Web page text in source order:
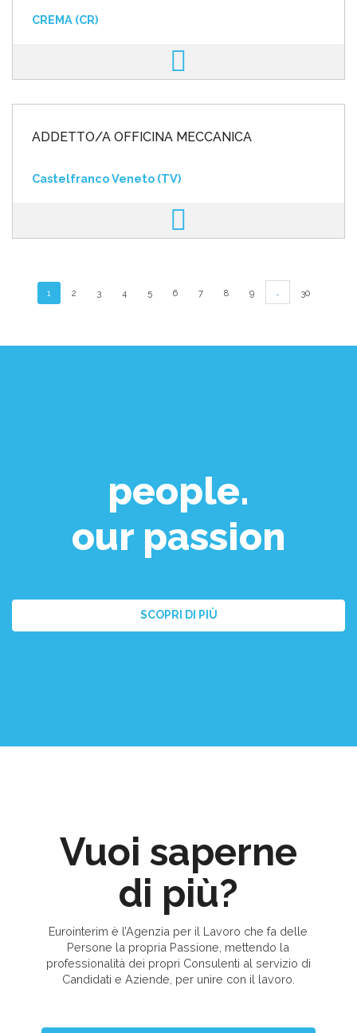
CREMA (CR)
ADDETTO/A OFFICINA MECCANICA
Castelfranco Veneto (TV)
1 2 3 4 5 6 7 8 9 30
people.
our passion
SCOPRI DI PIÙ
Vuoi saperne
di più?
Eurointerim è l’Agenzia per il Lavoro che fa delle
Persone la propria Passione, mettendo la
professionalità dei propri Consulenti al servizio di
Candidati e Aziende, per unire con il lavoro.